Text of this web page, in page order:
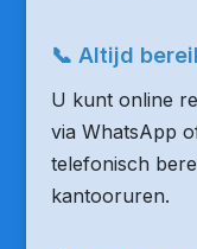
📞 Altijd
U kunt online
via WhatsApp
telefonisch
kantooruren.